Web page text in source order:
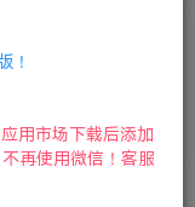
策略战旗
2272
！
用市场下载后添加
再使用微信！客服